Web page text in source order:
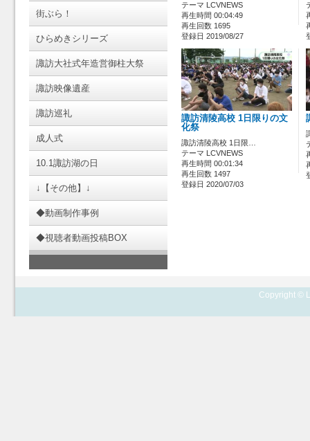
街ぶら！
ひらめきシリーズ
諏訪大社式年造営御柱大祭
諏訪映像遺産
諏訪巡礼
成人式
10.1諏訪湖の日
↓【その他】↓
◆動画制作事例
◆視聴者動画投稿BOX
テーマ LCVNEWS
再生時間 00:04:49
再生回数 1695
登録日 2019/08/27
諏訪清陵高校 1日限りの文
化祭
諏訪清陵高校 1日限…
テーマ LCVNEWS
再生時間 00:01:34
再生回数 1497
登録日 2020/07/03
Copyright ©